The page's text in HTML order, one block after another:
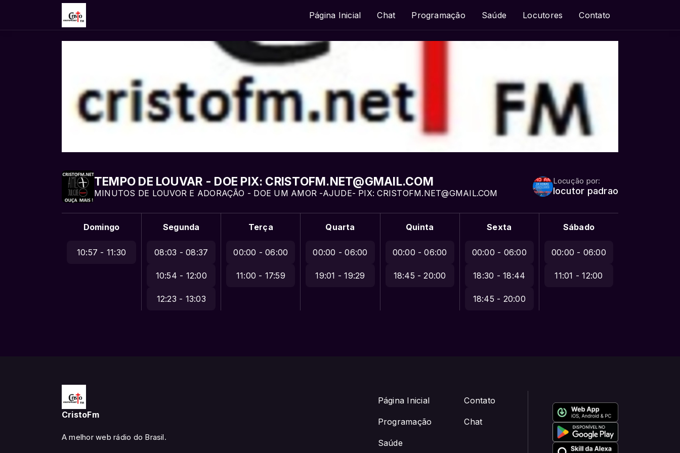
Página Inicial Chat Programação Saúde Locutores Contato
TEMPO DE LOUVAR - DOE PIX: CRISTOFM.NET@GMAIL.COM
MINUTOS DE LOUVOR E ADORAÇÃO - DOE UM AMOR -AJUDE- PIX: CRISTOFM.NET@GMAIL.COM
Locução por:
locutor padrao
Domingo
10:57 - 11:30
Segunda
08:03 - 08:37
10:54 - 12:00
12:23 - 13:03
Terça
00:00 - 06:00
11:00 - 17:59
Quarta
00:00 - 06:00
19:01 - 19:29
Quinta
00:00 - 06:00
18:45 - 20:00
Sexta
00:00 - 06:00
18:30 - 18:44
18:45 - 20:00
Sábado
00:00 - 06:00
11:01 - 12:00
CristoFm
A melhor web rádio do Brasil.
Página Inicial
Programação
Saúde
Contato
Chat